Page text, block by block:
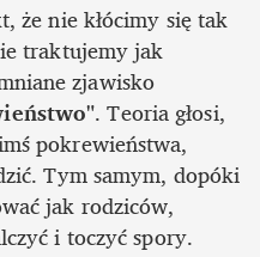
że nie kłócimy się tak
traktujemy jak
zjawisko
. Teoria głosi,
pokrewieństwa,
Tym samym, dopóki
jak rodziców,
i toczyć spory.